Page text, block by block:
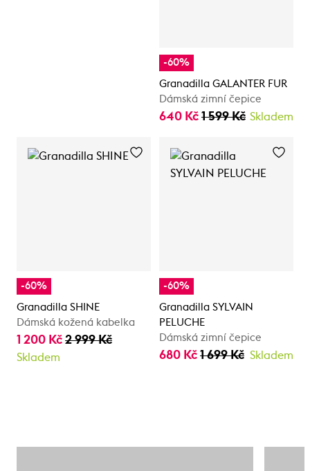
-60%
Granadilla GALANTER FUR
Dámská zimní čepice
640 Kč 1 599 Kč Skladem
-60%
Granadilla SHINE
Dámská kožená kabelka
1 200 Kč 2 999 Kč
Skladem
-60%
Granadilla SYLVAIN
PELUCHE
Dámská zimní čepice
680 Kč 1 699 Kč Skladem